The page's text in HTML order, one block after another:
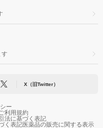
す
X（旧Twitter）
ー
利用規約
法に基づく表記
く表記医薬品の販売に関する表示